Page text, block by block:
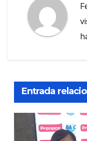
Entrada